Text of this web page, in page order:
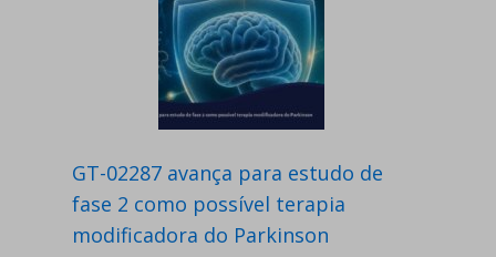
GT-02287 avança para estudo de
fase 2 como possível terapia
modificadora do Parkinson